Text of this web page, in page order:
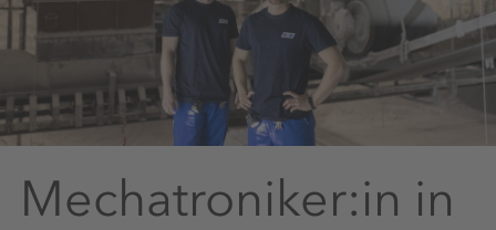
Mechatroniker:in in